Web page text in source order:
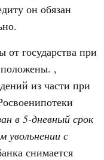
он обязан
государства при
положены. ,
из части при
в 5-дневный срок
увольнении с
снимается